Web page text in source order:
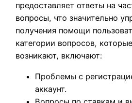
предоставляет ответы на
вопросы, что значительно
получения помощи
категории вопросов,
возникают, включают:
Проблемы с
аккаунт.